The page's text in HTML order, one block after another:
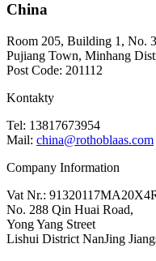
China
Room 205, Building 1, No.
Pujiang Town, Minhang
Post Code: 201112
Kontakty
Tel: 13817673954
Mail: china@rothoblaas.com
Company Information
Vat Nr.:
No. 288 Qin Huai Road,
Yong Yang Street
Lishui District NanJing